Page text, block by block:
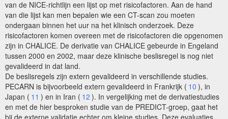
van de NICE-richtlijn een lijst op met risicofactoren. Aan de hand
van die lijst kan men bepalen wie een CT-scan zou moeten
ondergaan binnen het uur na het klinisch onderzoek. Deze
risicofactoren komen overeen met de risicofactoren die opgenomen
zijn in CHALICE. De derivatie van CHALICE gebeurde in Engeland
tussen 2000 en 2002, maar deze klinische beslisregel is nog niet
gevalideerd in dat land.
De beslisregels zijn extern gevalideerd in verschillende studies.
PECARN is bijvoorbeeld extern gevalideerd in Frankrijk ( 10 ), in
Japan ( 11 ) en in Iran ( 12 ). In vergelijking met de derivatiestudies
en met de hier besproken studie van de PREDICT-groep, gaat het
bij de externe validatie echter om kleine studies. Deze evaluaties